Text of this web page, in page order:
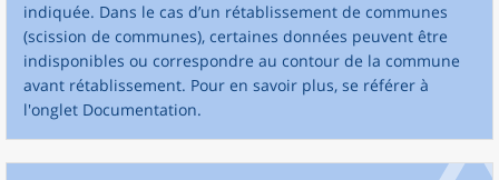
indiquée. Dans le cas d’un rétablissement de communes
(scission de communes), certaines données peuvent être
indisponibles ou correspondre au contour de la commune
avant rétablissement. Pour en savoir plus, se référer à
l'onglet Documentation.